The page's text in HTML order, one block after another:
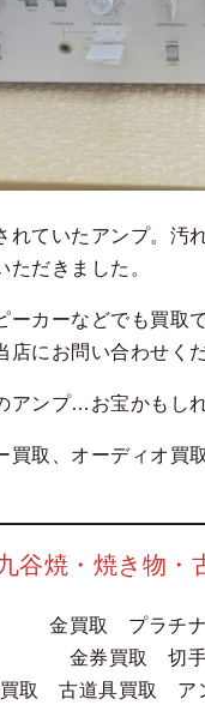
れていたアンプ。汚
だきました。
ーカーなどでも買取
にお問い合わせくだ
アンプ…お宝かもし
買取、オーディオ買
焼・焼き物・
金買取 プラチ
金券買取 切
買取 古道具買取 ア